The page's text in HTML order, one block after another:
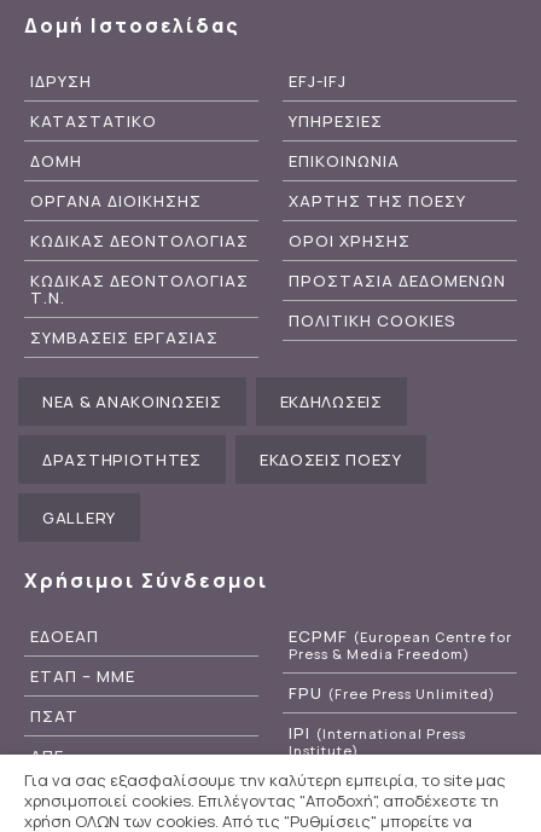
Δομή Ιστοσελίδας
ΙΔΡΥΣΗ
ΚΑΤΑΣΤΑΤΙΚΟ
ΔΟΜΗ
ΟΡΓΑΝΑ ΔΙΟΙΚΗΣΗΣ
ΚΩΔΙΚΑΣ ΔΕΟΝΤΟΛΟΓΙΑΣ
ΚΩΔΙΚΑΣ ΔΕΟΝΤΟΛΟΓΙΑΣ
Τ.Ν.
ΣΥΜΒΑΣΕΙΣ ΕΡΓΑΣΙΑΣ
EFJ-IFJ
ΥΠΗΡΕΣΙΕΣ
ΕΠΙΚΟΙΝΩΝΙΑ
ΧΑΡΤΗΣ ΤΗΣ ΠΟΕΣΥ
ΟΡΟΙ ΧΡΗΣΗΣ
ΠΡΟΣΤΑΣΙΑ ΔΕΔΟΜΕΝΩΝ
ΠΟΛΙΤΙΚΗ COOKIES
ΝΕΑ & ΑΝΑΚΟΙΝΩΣΕΙΣ ΕΚΔΗΛΩΣΕΙΣ
ΔΡΑΣΤΗΡΙΟΤΗΤΕΣ ΕΚΔΟΣΕΙΣ ΠΟΕΣΥ
GALLERY
Χρήσιμοι Σύνδεσμοι
ΕΔΟΕΑΠ
ΕΤΑΠ – ΜΜΕ
ΠΣΑΤ
ΑΠΕ
ΕΡΤ
ECPMF (European Centre for
Press & Media Freedom)
FPU (Free Press Unlimited)
IPI (International Press
Institute)
RSF(Reporters Without
Borders)
Για να σας εξασφαλίσουμε την καλύτερη εμπειρία, το site μας
χρησιμοποιεί cookies. Επιλέγοντας "Αποδοχή", αποδέχεστε τη
χρήση ΟΛΩΝ των cookies. Από τις "Ρυθμίσεις" μπορείτε να